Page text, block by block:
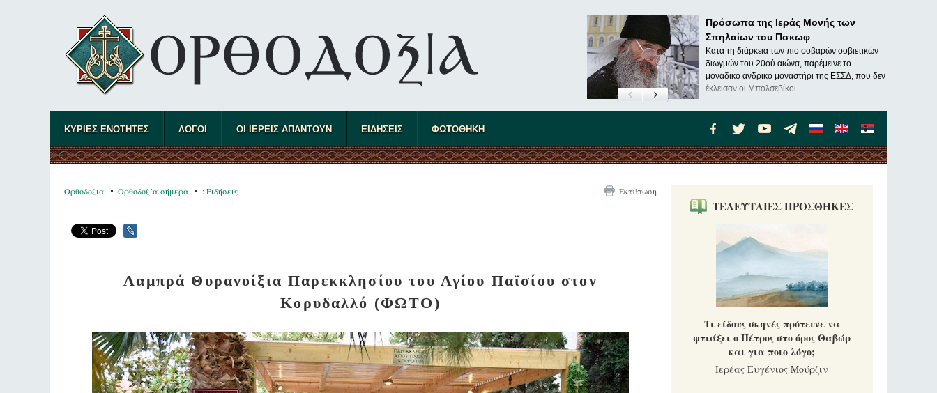
Πρόσωπα της Ιεράς Μονής των
Σπηλαίων του Πσκωφ
Κατά τη διάρκεια των πιο σοβαρών σοβιετικών
διωγμών του 20ού αιώνα, παρέμεινε το
μοναδικό ανδρικό μοναστήρι της ΕΣΣΔ, που δεν
έκλεισαν οι Μπολσεβίκοι.
ΚΥΡΙΕΣ ΕΝΟΤΗΤΕΣ ΛΟΓΟΙ ΟΙ ΙΕΡΕΙΣ ΑΠΑΝΤΟΥΝ ΕΙΔΗΣΕΙΣ ΦΩΤΟΘΗΚΗ
Ορθοδοξία Ορθοδοξία σήμερα : Ειδήσεις Εκτύπωση
Λαμπρά Θυρανοίξια Παρεκκλησίου του Αγίου Παϊσίου στον
Κορυδαλλό (ΦΩΤΟ)
ΤΕΛΕΥΤΑΙΕΣ ΠΡΟΣΘΗΚΕΣ
Τι είδους σκηνές πρότεινε να
φτιάξει ο Πέτρος στο όρος Θαβώρ
και για ποιο λόγο;
Ιερέας Ευγένιος Μούρζιν